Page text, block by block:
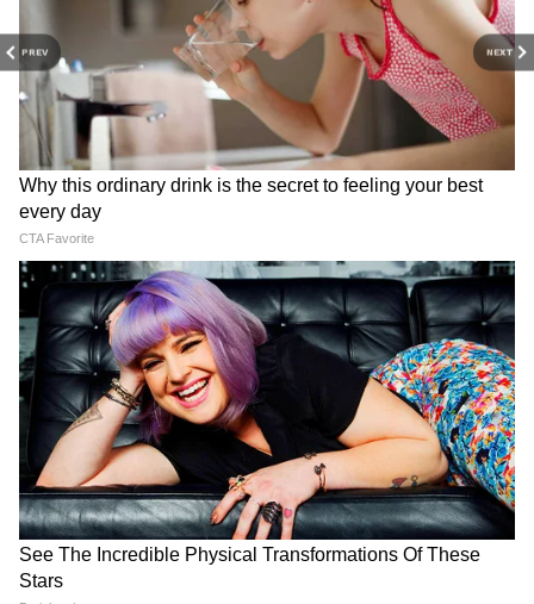
PREV NEXT
दिल्ली में अगले कुछ दिनों तक भी रहेगा बारिश का दौर
मौसम विभाग के पूर्वानुमान के अनुसार 6 जुलाई से 9
जुलाई तक भी दिल्ली में गरज-चमक के साथ बारिश का
सिलसिला जारी रह सकता है। इस दौरान अधिकतम
तापमान 31 से 32 डिग्री सेल्सियस और न्यूनतम तापमान
24 से 27 डिग्री सेल्सियस के बीच रहने की संभावना है।
यानी आने वाले दिनों में भी राजधानी में मानसूनी
गतिविधियां सक्रिय रहेंगी और लोगों को बीच-बीच में
बारिश से राहत के साथ मौसम का बदला हुआ मिजाज
देखने को मिलेगा।
RECOMMENDED STORIES